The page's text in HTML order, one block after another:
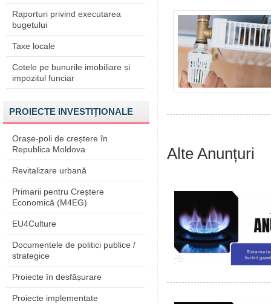
Raporturi privind executarea
bugetului
Taxe locale
Cotele pe bunurile imobiliare și
impozitul funciar
PROIECTE INVESTIȚIONALE
Orașe-poli de creștere în
Republica Moldova
Revitalizare urbană
Primarii pentru Creștere
Economică (M4EG)
EU4Culture
Documentele de politici publice /
strategice
Proiecte în desfășurare
Proiecte implementate
Alte Anunțuri